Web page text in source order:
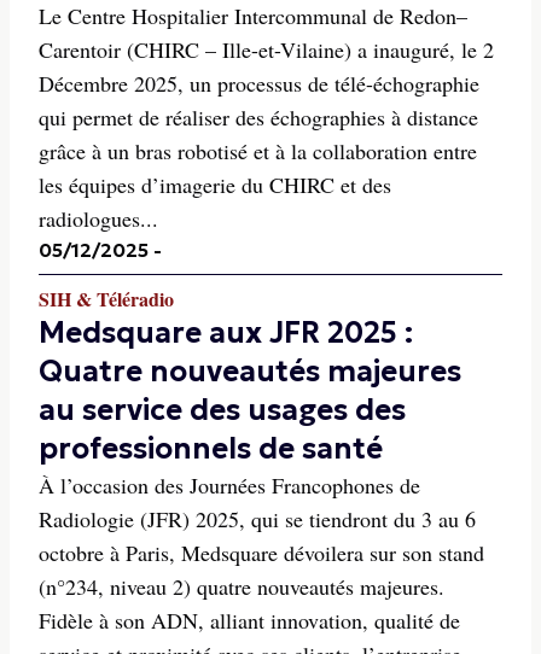
Le Centre Hospitalier Intercommunal de Redon–
Carentoir (CHIRC – Ille-et-Vilaine) a inauguré, le 2
Décembre 2025, un processus de télé-échographie
qui permet de réaliser des échographies à distance
grâce à un bras robotisé et à la collaboration entre
les équipes d’imagerie du CHIRC et des
radiologues...
05/12/2025 -
SIH & Téléradio
Medsquare aux JFR 2025 :
Quatre nouveautés majeures
au service des usages des
professionnels de santé
À l’occasion des Journées Francophones de
Radiologie (JFR) 2025, qui se tiendront du 3 au 6
octobre à Paris, Medsquare dévoilera sur son stand
(n°234, niveau 2) quatre nouveautés majeures.
Fidèle à son ADN, alliant innovation, qualité de